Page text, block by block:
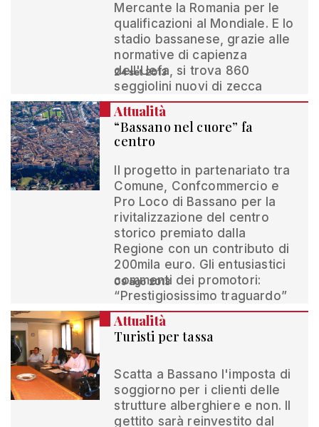
Mercante la Romania per le
qualificazioni al Mondiale. E lo
stadio bassanese, grazie alle
normative di capienza
dell'Uefa, si trova 860
seggiolini nuovi di zecca
24 set 2013
Attualità
“Bassano nel cuore” fa
centro
Il progetto in partenariato tra
Comune, Confcommercio e
Pro Loco di Bassano per la
rivitalizzazione del centro
storico premiato dalla
Regione con un contributo di
200mila euro. Gli entusiastici
commenti dei promotori:
“Prestigiosissimo traguardo”
09 ago 2013
Attualità
Turisti per tassa
Scatta a Bassano l'imposta di
soggiorno per i clienti delle
strutture alberghiere e non. Il
gettito sarà reinvestito dal